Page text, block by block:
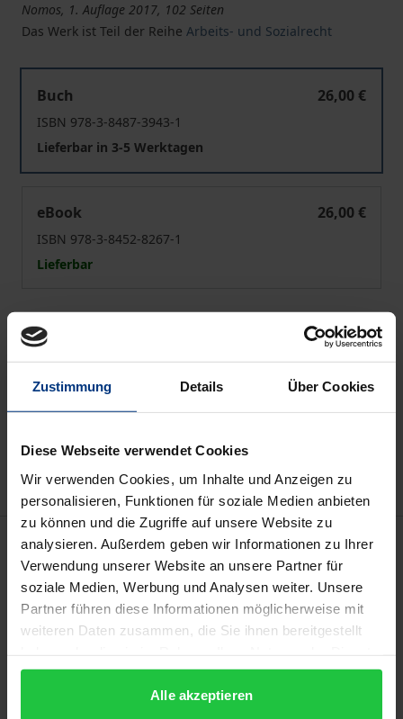
Zustimmung Details Über Cookies
Diese Webseite verwendet Cookies
Wir verwenden Cookies, um Inhalte und Anzeigen zu
personalisieren, Funktionen für soziale Medien anbieten
zu können und die Zugriffe auf unsere Website zu
analysieren. Außerdem geben wir Informationen zu Ihrer
Verwendung unserer Website an unsere Partner für
soziale Medien, Werbung und Analysen weiter. Unsere
Partner führen diese Informationen möglicherweise mit
weiteren Daten zusammen, die Sie ihnen bereitgestellt
gesammelt haben.
Alle akzeptieren
Nomos, 1. Auflage 2017, 102 Seiten
Das Werk ist Teil der Reihe Arbeits- und Sozialrecht
Buch
26,00 €
ISBN 978-3-8487-3943-1
Lieferbar in 3-5 Werktagen
eBook
26,00 €
ISBN 978-3-8452-8267-1
Lieferbar
Preisangaben inkl. MwSt. Abhängig von der Lieferadresse
kann die MwSt. an der Kasse variieren.
In den Warenkorb
Hinweise zu Versandkosten
Beschreibung
Ehrenamtliche Tätigkeiten sind im Vereinsleben
unabdingbar – auch auf Vorstandsebene. Dabei wird
unter ehrenamtlicher Tätigkeit häufig nicht nur eine
völlig unentgeltliche, sondern auch eine lediglich
„nicht hauptamtliche“ Tätigkeit verstanden.